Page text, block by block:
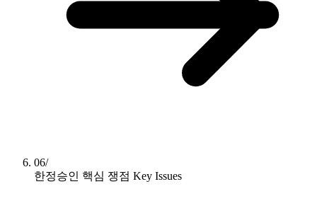
06/
한정승인 핵심 쟁점 Key Issues